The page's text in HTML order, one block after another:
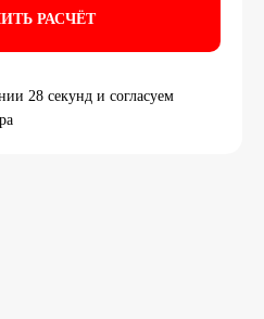
28 секунд и согласуем